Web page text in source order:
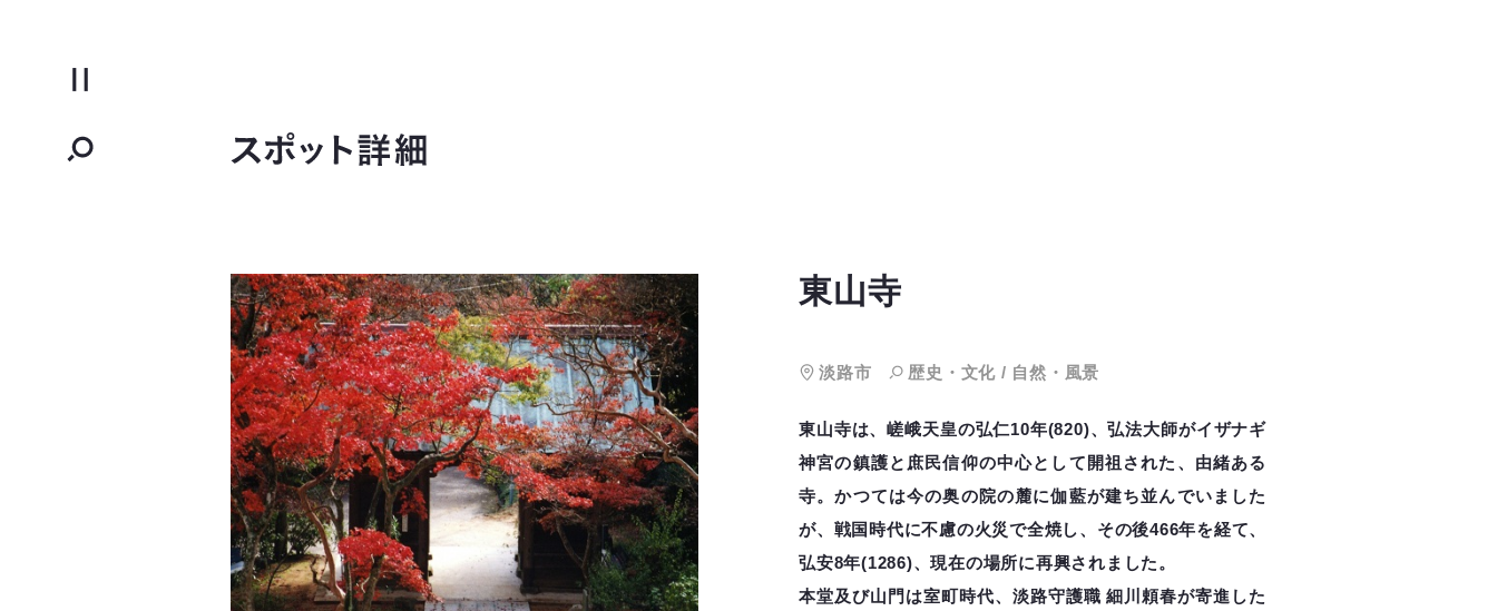
東山寺
淡路市 歴史・文化 / 自然・風景
東山寺は、嵯峨天皇の弘仁10年(820)、弘法大師がイザナギ
神宮の鎮護と庶民信仰の中心として開祖された、由緒ある
寺。かつては今の奥の院の麓に伽藍が建ち並んでいました
が、戦国時代に不慮の火災で全焼し、その後466年を経て、
弘安8年(1286)、現在の場所に再興されました。
本堂及び山門は室町時代、淡路守護職 細川頼春が寄進した